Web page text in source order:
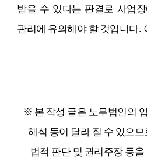
받을 수 있다는 판결로 사업
관리에 유의해야 할 것입니다.
※ 본 작성 글은 노무법인의
해석 등이 달라 질 수 있으
법적 판단 및 권리주장 등